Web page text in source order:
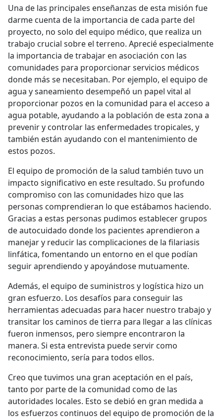
Una de las principales enseñanzas de esta misión fue
darme cuenta de la importancia de cada parte del
proyecto, no solo del equipo médico, que realiza un
trabajo crucial sobre el terreno. Aprecié especialmente
la importancia de trabajar en asociación con las
comunidades para proporcionar servicios médicos
donde más se necesitaban. Por ejemplo, el equipo de
agua y saneamiento desempeñó un papel vital al
proporcionar pozos en la comunidad para el acceso a
agua potable, ayudando a la población de esta zona a
prevenir y controlar las enfermedades tropicales, y
también están ayudando con el mantenimiento de
estos pozos.
El equipo de promoción de la salud también tuvo un
impacto significativo en este resultado. Su profundo
compromiso con las comunidades hizo que las
personas comprendieran lo que estábamos haciendo.
Gracias a estas personas pudimos establecer grupos
de autocuidado donde los pacientes aprendieron a
manejar y reducir las complicaciones de la filariasis
linfática, fomentando un entorno en el que podían
seguir aprendiendo y apoyándose mutuamente.
Además, el equipo de suministros y logística hizo un
gran esfuerzo. Los desafíos para conseguir las
herramientas adecuadas para hacer nuestro trabajo y
transitar los caminos de tierra para llegar a las clínicas
fueron inmensos, pero siempre encontraron la
manera. Si esta entrevista puede servir como
reconocimiento, sería para todos ellos.
Creo que tuvimos una gran aceptación en el país,
tanto por parte de la comunidad como de las
autoridades locales. Esto se debió en gran medida a
los esfuerzos continuos del equipo de promoción de la